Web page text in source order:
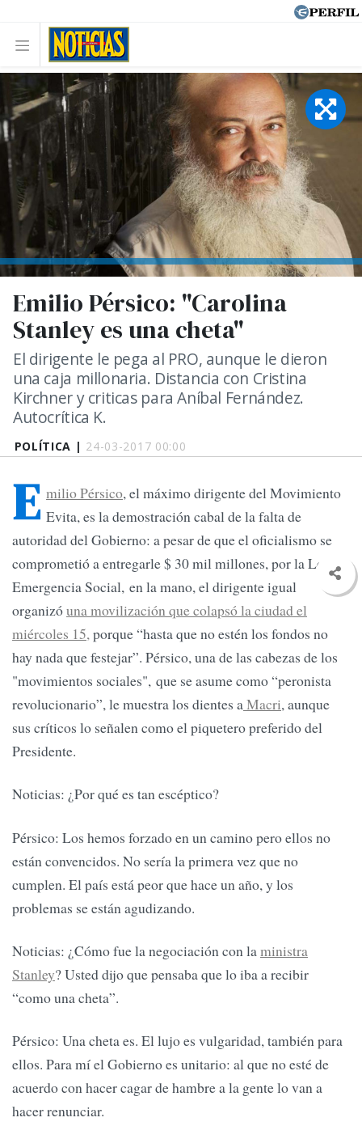
POLÍTICA | 24-03-2017 00:00
Emilio Pérsico: "Carolina
Stanley es una cheta"
El dirigente le pega al PRO, aunque le dieron
una caja millonaria. Distancia con Cristina
Kirchner y criticas para Aníbal Fernández.
Autocrítica K.
E milio Pérsico, el máximo dirigente del Movimiento
Evita, es la demostración cabal de la falta de
autoridad del Gobierno: a pesar de que el oficialismo se
comprometió a entregarle $ 30 mil millones, por la Ley de
Emergencia Social, en la mano, el dirigente igual
organizóuna movilización que colapsó la ciudad el
miércoles 15,porque “hasta que no estén los fondos no
hay nada que festejar”. Pérsico, una de las cabezas de los
"movimientos sociales", que se asume como “peronista
revolucionario”, le muestra los dientes aMacri, aunque
sus críticos lo señalen como el piquetero preferido del
Presidente.
Noticias: ¿Por qué es tan escéptico?
Pérsico: Los hemos forzado en un camino pero ellos no
están convencidos. No sería la primera vez que no
cumplen. El país está peor que hace un año, y los
problemas se están agudizando.
Noticias: ¿Cómo fue la negociación con laministra
Stanley? Usted dijo que pensaba que lo iba a recibir
“como una cheta”.
Pérsico: Una cheta es. El lujo es vulgaridad, también para
ellos. Para mí el Gobierno es unitario: al que no esté de
acuerdo con hacer cagar de hambre a la gente lo van a
hacer renunciar.